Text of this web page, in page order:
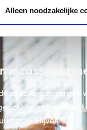
Alleen noodzakelijke
coeo Group zorgen
op een
blijven.